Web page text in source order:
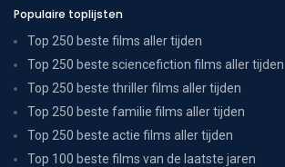
Populaire toplijsten
Top 250 beste films aller tijden
Top 250 beste sciencefiction films aller tijden
Top 250 beste thriller films aller tijden
Top 250 beste familie films aller tijden
Top 250 beste actie films aller tijden
Top 100 beste films van de laatste jaren